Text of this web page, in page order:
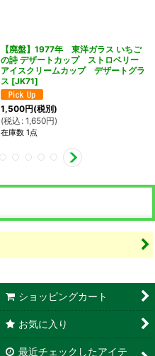
【廃盤】1977年 東洋ガラス いちご
の詩 デザートカップ ストロベリー
アイスクリームカップ デザートグラ
ス [JK71]
1,500円(税別)
(税込 : 1,650円)
在庫数 1点
ショッピングカート
お気に入り
最近チェックしたアイテ